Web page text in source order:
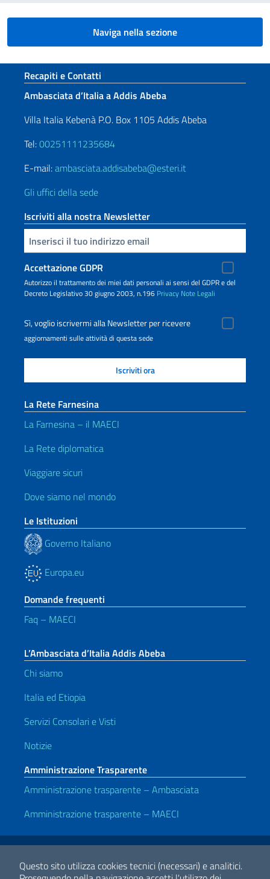
Questo sito utilizza cookies tecnici (necessari) e analitici.
Naviga nella sezione
Sezione footer
Recapiti e Contatti
Ambasciata d’Italia a Addis Abeba
Villa Italia Kebenà P.O. Box 1105 Addis Abeba
Tel:00251111235684
E-mail:ambasciata.addisabeba@esteri.it
Gli uffici della sede
Iscriviti alla nostra Newsletter
Inserisci la tua email
Accettazione GDPR
Autorizzo il trattamento dei miei dati personali ai sensi del GDPR e del
Decreto Legislativo 30 giugno 2003, n.196 Privacy Note Legali
Sì, voglio iscrivermi alla Newsletter per ricevere
aggiornamenti sulle attività di questa sede
La Rete Farnesina
La Farnesina – il MAECI
La Rete diplomatica
Viaggiare sicuri
Dove siamo nel mondo
Le Istituzioni
Governo Italiano
Europa.eu
Domande frequenti
Faq – MAECI
L’Ambasciata d’Italia Addis Abeba
Chi siamo
Italia ed Etiopia
Servizi Consolari e Visti
Notizie
Amministrazione Trasparente
Amministrazione trasparente – Ambasciata
Amministrazione trasparente – MAECI
Link Utili